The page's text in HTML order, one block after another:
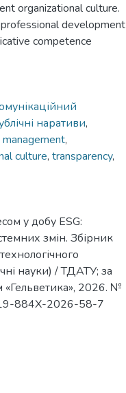
organizational culture.
development
competence
наративи,
,
culture, transparency,
у добу ESG:
змін. Збірник
науки) / ТДАТУ; за
«Гельветика», 2026. №
884X-2026-58-7